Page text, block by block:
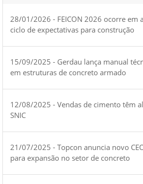
28/01/2026 - FEICON 2026 ocorre em
ciclo de expectativas para construção
15/09/2025 - Gerdau lança manual
em estruturas de concreto armado
12/08/2025 - Vendas de cimento têm
SNIC
21/07/2025 - Topcon anuncia novo
para expansão no setor de concreto